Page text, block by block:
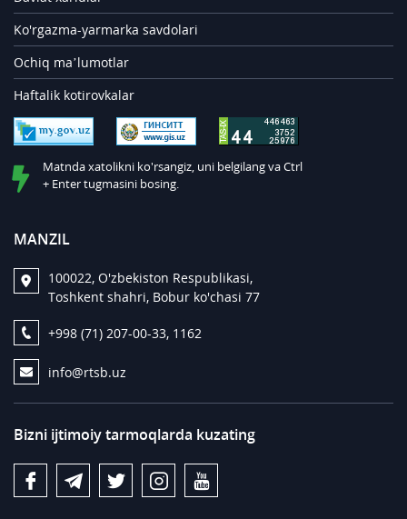
Ko'rgazma-yarmarka savdolari
Ochiq ma’lumotlar
Haftalik kotirovkalar
Matnda xatolikni ko'rsangiz, uni belgilang va Ctrl
+ Enter tugmasini bosing.
MANZIL
100022, O'zbekiston Respublikasi,
Toshkent shahri, Bobur ko'chasi 77
+998 (71) 207-00-33, 1162
info@rtsb.uz
Bizni ijtimoiy tarmoqlarda kuzating